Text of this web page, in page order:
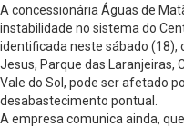
A concessionária Águas de
instabilidade no sistema do
identificada neste sábado (18),
Jesus, Parque das Laranjeiras,
Vale do Sol, pode ser afetado
desabastecimento pontual.
A empresa comunica ainda,